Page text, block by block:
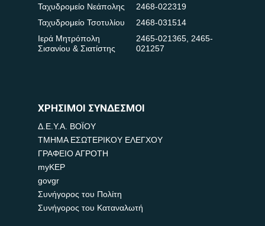
Ταχυδρομείο Νεάπολης
2468-022319
Ταχυδρομείο Τσοτυλίου
2468-031514
Ιερά Μητρόπολη
Σισανίου & Σιατίστης
2465-021365, 2465-
021257
ΧΡΗΣΙΜΟΙ ΣΥΝΔΕΣΜΟΙ
Δ.Ε.Υ.Α. ΒΟΪΟΥ
ΤΜΗΜΑ ΕΣΩΤΕΡΙΚΟΥ ΕΛΕΓΧΟΥ
ΓΡΑΦΕΙΟ ΑΓΡΟΤΗ
myKEP
govgr
Συνήγορος του Πολίτη
Συνήγορος του Καταναλωτή